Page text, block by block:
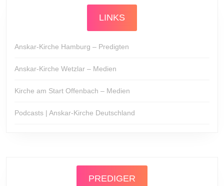
LINKS
Anskar-Kirche Hamburg – Predigten
Anskar-Kirche Wetzlar – Medien
Kirche am Start Offenbach – Medien
Podcasts | Anskar-Kirche Deutschland
PREDIGER